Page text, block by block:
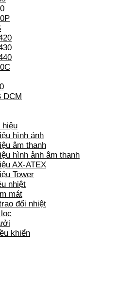
DCM
hiệu
hình ảnh
âm thanh
hình ảnh âm thanh
AX-ATEX
Tower
nhiệt
mát
đổi nhiệt
khiển